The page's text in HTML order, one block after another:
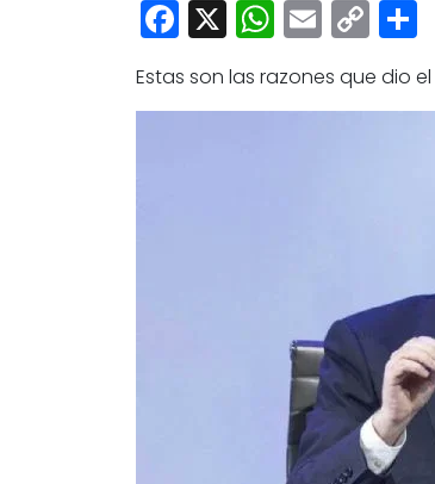
Facebook
X Email
Link
Estas son las razones que dio